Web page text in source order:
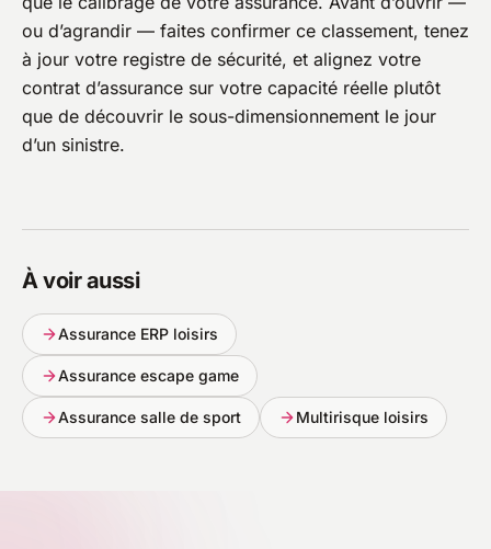
ou d’agrandir — faites confirmer ce classement, tenez
à jour votre registre de sécurité, et alignez votre
contrat d’assurance sur votre capacité réelle plutôt
que de découvrir le sous-dimensionnement le jour
d’un sinistre.
À voir aussi
Assurance ERP loisirs
Assurance escape game
Assurance salle de sport Multirisque loisirs